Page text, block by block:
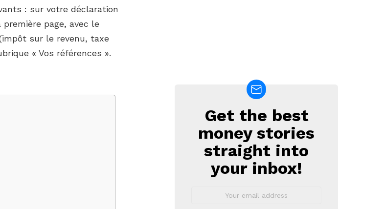
: sur votre déclaration
page, avec le
sur le revenu, taxe
« Vos références ».
NEWSLETTER
Get the best
money stories
straight into
your inbox!